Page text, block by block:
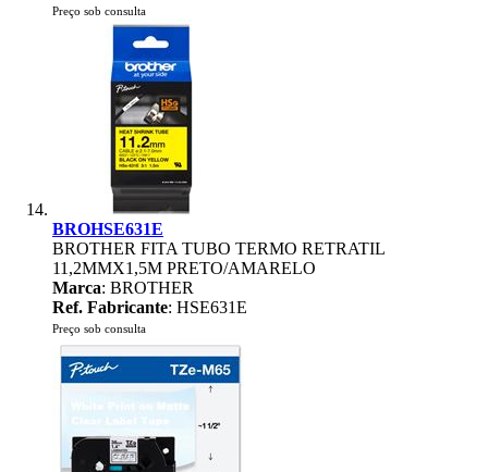
Preço sob consulta
BROHSE631E
BROTHER FITA TUBO TERMO RETRATIL
11,2MMX1,5M PRETO/AMARELO
Marca: BROTHER
Ref. Fabricante: HSE631E
Preço sob consulta